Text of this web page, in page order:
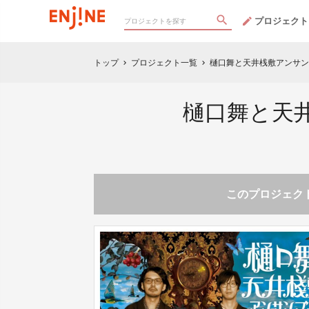
プロジェク
トップ chevron_right プロジェクト一覧 chevron_right 樋口舞と天井桟敷アンサ
樋口舞と天
このプロジェク